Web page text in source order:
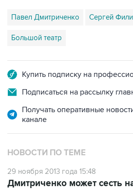
Павел Дмитриченко Сергей
Большой театр
Купить подписку на
Подписаться на рассылку
Получать оперативные
канале
НОВОСТИ ПО ТЕМЕ
29 ноября 2013 года 15:48
Дмитриченко может сесть